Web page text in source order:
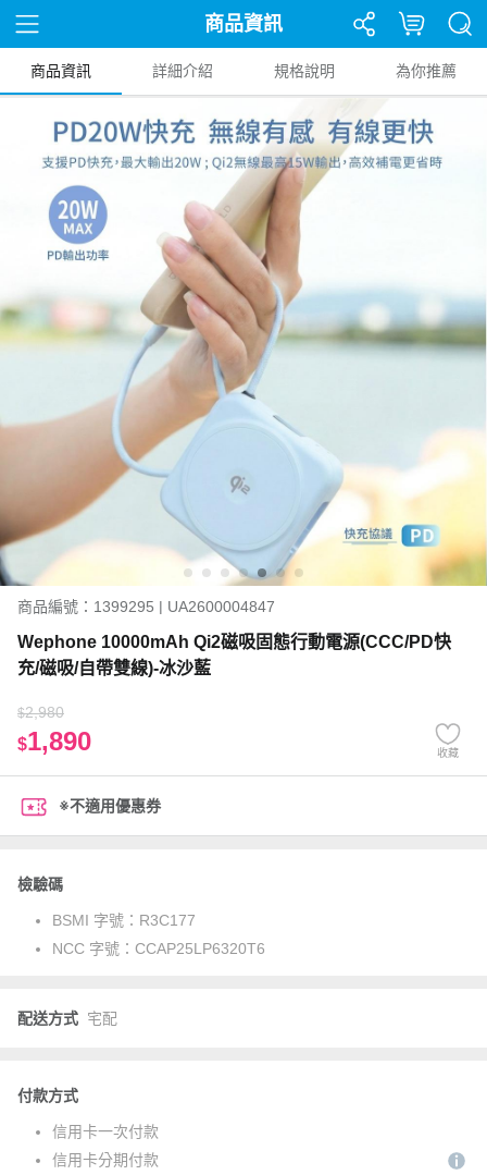
商品資訊
商品資訊 詳細介紹 規格說明 為你推薦
商品編號：1399295 | UA2600004847
Wephone 10000mAh Qi2磁吸固態行動電源(CCC/PD快
充/磁吸/自帶雙線)-冰沙藍
$2,980
$1,890 收藏
※不適用優惠券
檢驗碼
BSMI 字號： R3C177
NCC 字號： CCAP25LP6320T6
配送方式 宅配
付款方式
信用卡一次付款
信用卡分期付款